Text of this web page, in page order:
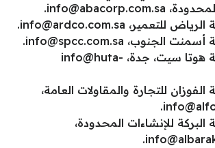
info@abacorp.com.sa
.
الرياض للتعمير، info@ardco.com.sa
.
أسمنت الجنوب، info@spcc.com.sa
.
هوتا سيت، جدة، info@huta-
للتجارة والمقاولات العامة،
.
للإنشاءات المحدودة،
.